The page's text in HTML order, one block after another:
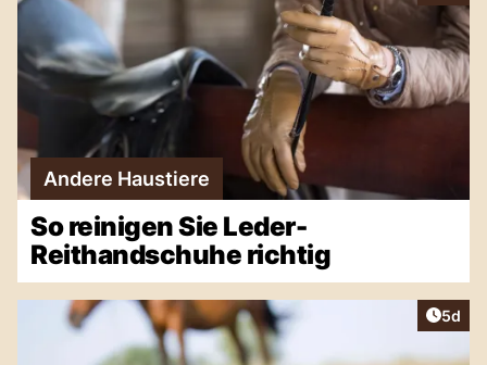
Andere Haustiere
So reinigen Sie Leder-
Reithandschuhe richtig
5d